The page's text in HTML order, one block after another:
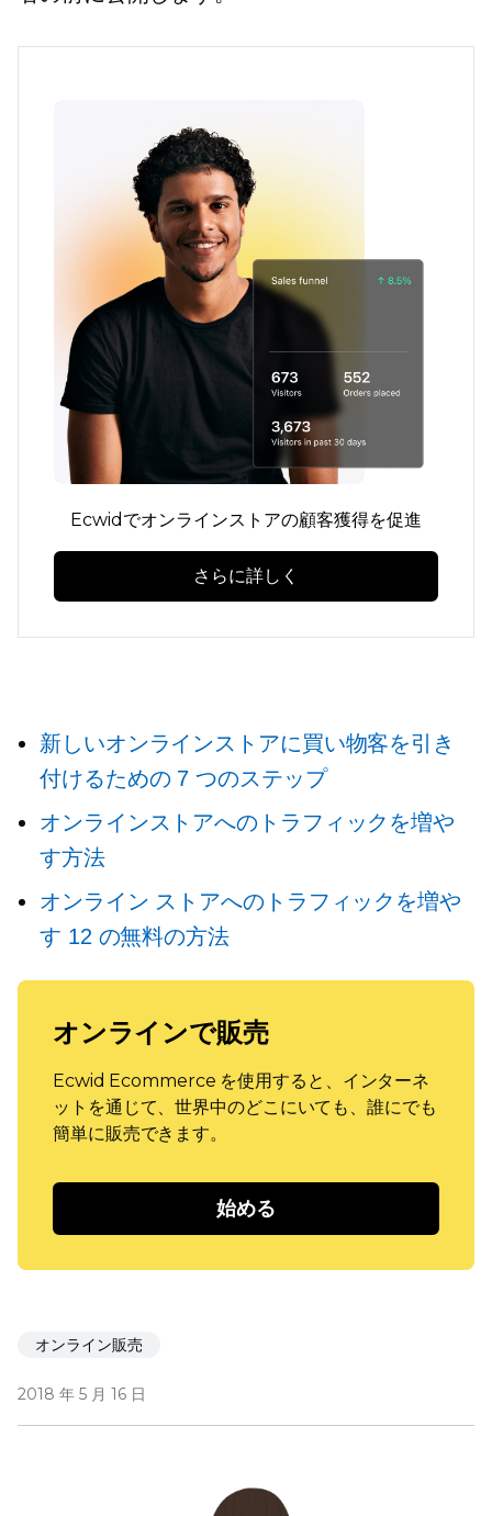
Ecwidでオンラインストアの顧客獲得を促進
さらに詳しく
新しいオンラインストアに買い物客を引き
付けるための 7 つのステップ
オンラインストアへのトラフィックを増や
す方法
オンライン ストアへのトラフィックを増や
す 12 の無料の方法
オンラインで販売
Ecwid Ecommerce を使用すると、インターネ
ットを通じて、世界中のどこにいても、誰にでも
簡単に販売できます。
始める
オンライン販売
2018 年 5 月 16 日